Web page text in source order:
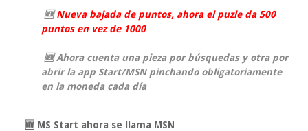
🆕Nueva bajada de puntos, ahora el puzle da 500
puntos en vez de 1000
🆕Ahora cuenta una pieza por búsquedas y otra por
abrir la app Start/MSN pinchando obligatoriamente
en la moneda cada día
🆕 MS Start ahora se llama MSN